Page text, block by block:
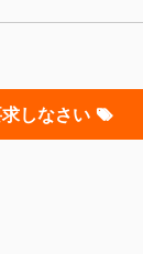
しなさい